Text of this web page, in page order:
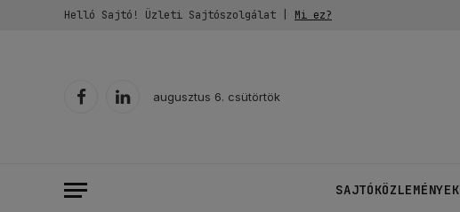
Helló Sajtó! Üzleti Sajtószolgálat | Mi ez?
FacebookLinkedIn
augusztus 6. csütörtök
SAJTÓKÖZLEMÉNYEK